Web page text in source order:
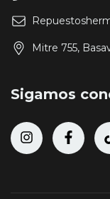
Mitre 755,
Sigamos